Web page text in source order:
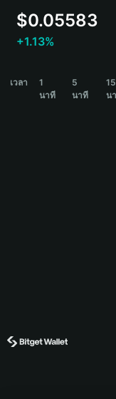
Español
Español (Argentina)
$0.05583
+1.13%
เวลา
1
นาที
5
นาที
15
น